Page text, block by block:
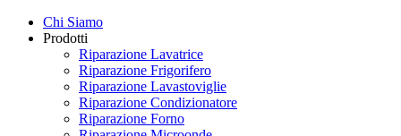
Chi Siamo
Prodotti
Riparazione Lavatrice
Riparazione Frigorifero
Riparazione Lavastoviglie
Riparazione Condizionatore
Riparazione Forno